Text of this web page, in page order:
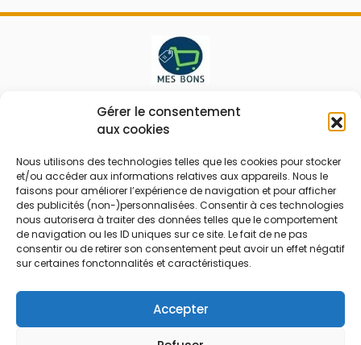
Gérer le consentement
aux cookies
Nous utilisons des technologies telles que les cookies pour stocker
et/ou accéder aux informations relatives aux appareils. Nous le
faisons pour améliorer l’expérience de navigation et pour afficher
des publicités (non-)personnalisées. Consentir à ces technologies
nous autorisera à traiter des données telles que le comportement
de navigation ou les ID uniques sur ce site. Le fait de ne pas
consentir ou de retirer son consentement peut avoir un effet négatif
sur certaines fonctonnalités et caractéristiques.
Accepter
Le prix peut être réduit !
FAQ
Qui sommes nous
Contactez-nous
Mentions légales
Code réduction
Bons plans
Soldes
French Days